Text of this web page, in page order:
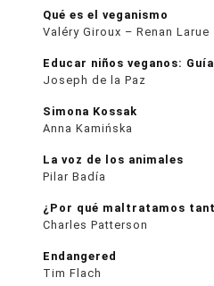
Qué es el veganismo
Valéry Giroux – Renan Larue
Educar niños veganos:
Joseph de la Paz
Simona Kossak
Anna Kamińska
La voz de los animales
Pilar Badía
¿Por qué maltratamos
Charles Patterson
Endangered
Tim Flach